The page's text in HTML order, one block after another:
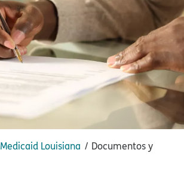
Medicaid Louisiana​​
Documentos y